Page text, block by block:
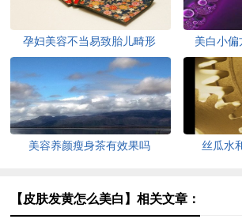
孕妇美容不当易致胎儿畸形 美白小偏
美容养颜瘦身茶有效果吗 丝瓜水
【皮肤发黄怎么美白】相关文章：